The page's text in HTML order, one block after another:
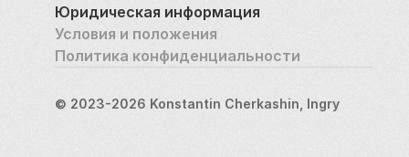
Юридическая информация
Условия и положения
Политика конфиденциальности
© 2023-2026 Konstantin Cherkashin, Ingry